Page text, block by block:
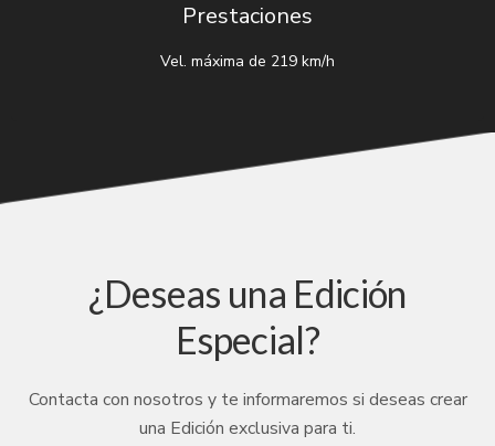
Prestaciones
Vel. máxima de 219 km/h
¿Deseas una Edición
Especial?
Contacta con nosotros y te informaremos si deseas crear
una Edición exclusiva para ti.